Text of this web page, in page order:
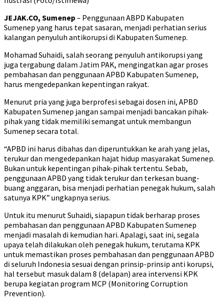
JEJAK.CO, Sumenep– Penggunaan ABPD Kabupaten
Sumenep yang harus tepat sasaran, menjadi perhatian serius
kalangan penyuluh antikorupsi di Kabupaten Sumenep.
Mohamad Suhaidi, salah seorang penyuluh antikorupsi yang
juga tergabung dalam Jatim PAK, mengingatkan agar proses
pembahasan dan penggunaan APBD Kabupaten Sumenep,
harus mengedepankan kepentingan rakyat.
Menurut pria yang juga berprofesi sebagai dosen ini, APBD
Kabupaten Sumenep jangan sampai menjadi bancakan pihak-
pihak yang tidak memiliki semangat untuk membangun
Sumenep secara total.
“APBD ini harus dibahas dan diperuntukkan ke arah yang jelas,
terukur dan mengedepankan hajat hidup masyarakat Sumenep.
Bukan untuk kepentingan pihak-pihak tertentu. Sebab,
penggunaan APBD yang tidak terukur dan terkesan buang-
buang anggaran, bisa menjadi perhatian penegak hukum, salah
satunya KPK” ungkapnya serius.
Untuk itu menurut Suhaidi, siapapun tidak berharap proses
pembahasan dan penggunaan APBD Kabupaten Sumenep
menjadi masalah di kemudian hari. Apalagi, saat ini, segala
upaya telah dilakukan oleh penegak hukum, terutama KPK
untuk memastikan proses pembahasan dan penggunaan APBD
di seluruh Indonesia sesuai dengan prinsip-prinsip anti korupsi,
hal tersebut masuk dalam 8 (delapan) area intervensi KPK
berupa kegiatan program MCP (Monitoring Corruption
Prevention).